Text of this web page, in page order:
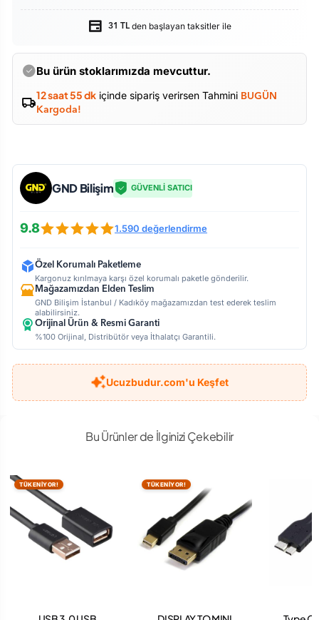
31 TL den başlayan taksitler ile
Bu ürün stoklarımızda mevcuttur.
12 saat 55 dk içinde sipariş verirsen Tahmini BUGÜN
Kargoda!
GND Bilişim GÜVENLİ SATICI
9.8 1.590 değerlendirme
Özel Korumalı Paketleme
Kargonuz kırılmaya karşı özel korumalı paketle gönderilir.
Mağazamızdan Elden Teslim
GND Bilişim İstanbul / Kadıköy mağazamızdan test ederek teslim
alabilirsiniz.
Orijinal Ürün & Resmi Garanti
%100 Orijinal, Distribütör veya İthalatçı Garantili.
Ucuzbudur.com'u Keşfet
Bu Ürünler de İlginizi Çekebilir
TÜKENİYOR! TÜKENİYOR!